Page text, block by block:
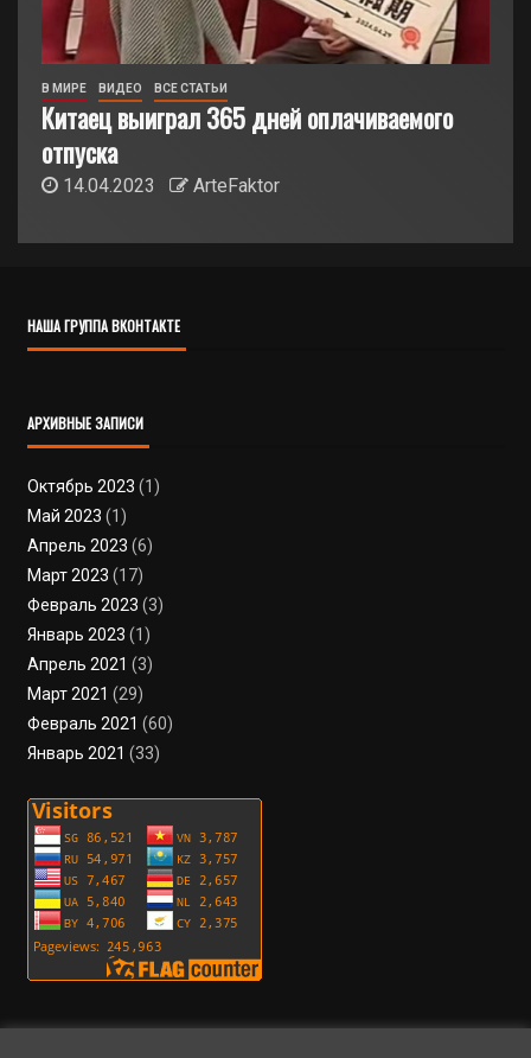
В МИРЕ ВИДЕО ВСЕ СТАТЬИ
Китаец выиграл 365 дней оплачиваемого
отпуска
14.04.2023 ArteFaktor
НАША ГРУППА ВКОНТАКТЕ
АРХИВНЫЕ ЗАПИСИ
Октябрь 2023 (1)
Май 2023 (1)
Апрель 2023 (6)
Март 2023 (17)
Февраль 2023 (3)
Январь 2023 (1)
Апрель 2021 (3)
Март 2021 (29)
Февраль 2021 (60)
Январь 2021 (33)